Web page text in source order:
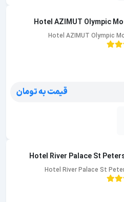
Hotel AZIMUT Olympic
Hotel AZIMUT Olympic
قیمت به تومان
Hotel River Palace St
Hotel River Palace St